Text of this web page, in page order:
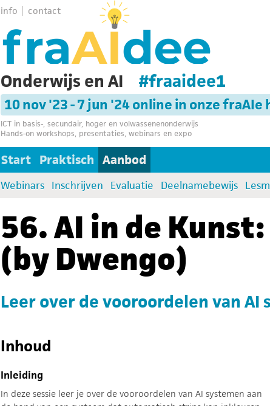
info contact
Onderwijs en AI #fraaidee1
10 nov '23 - 7 jun '24 online in onze fraAIe
ICT in basis-, secundair, hoger en volwassenenonderwijs
Hands-on workshops, presentaties, webinars en expo
Start Praktisch Aanbod
Webinars Inschrijven Evaluatie Deelnamebewijs
56. AI in de
(by Dwengo)
Leer over de vooroordelen van
Inhoud
Inleiding
In deze sessie leer je over de vooroordelen van AI systemen aan